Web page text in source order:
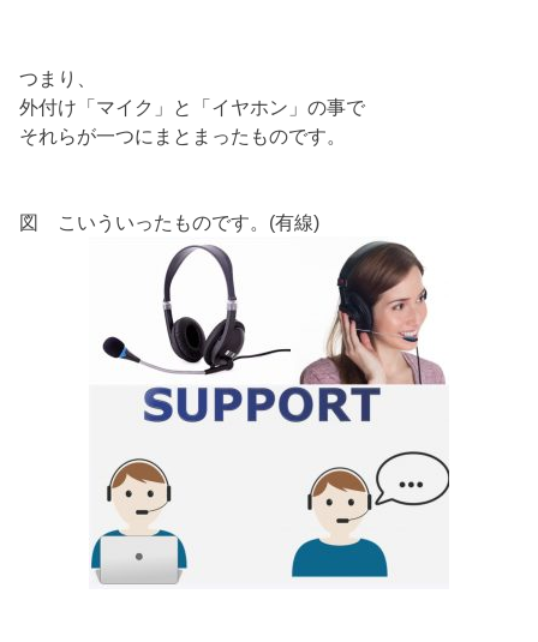
つまり、
外付け「マイク」と「イヤホン」の事で
それらが一つにまとまったものです。
図 こいういったものです。(有線)